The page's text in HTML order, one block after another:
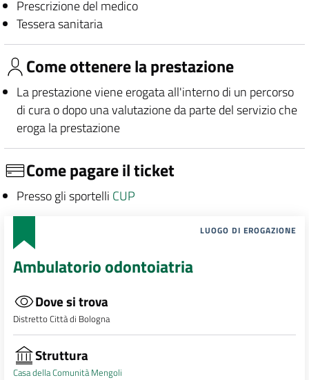
Prescrizione del medico
Tessera sanitaria
Come ottenere la prestazione
La prestazione viene erogata all'interno di un percorso
di cura o dopo una valutazione da parte del servizio che
eroga la prestazione
Come pagare il ticket
Presso gli sportelli CUP
LUOGO DI EROGAZIONE
Ambulatorio odontoiatria
Dove si trova
Distretto Città di Bologna
Struttura
Casa della Comunità Mengoli